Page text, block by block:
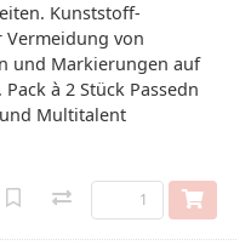
Kunststoff-
Vermeidung von
und Markierungen auf
à 2 Stück Passedn
Multitalent